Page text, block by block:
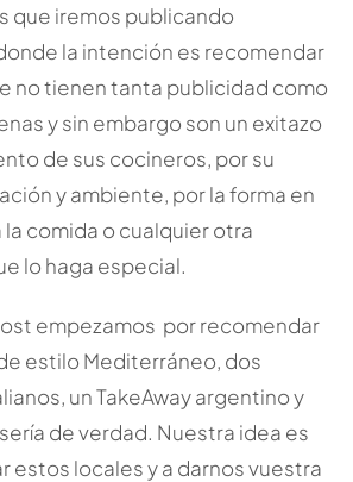
que iremos publicando
la intención es recomendar
no tienen tanta publicidad como
y sin embargo son un exitazo
de sus cocineros, por su
y ambiente, por la forma en
comida o cualquier otra
lo haga especial.
empezamos por recomendar
estilo Mediterráneo, dos
un TakeAway argentino y
de verdad. Nuestra idea es
estos locales y a darnos vuestra